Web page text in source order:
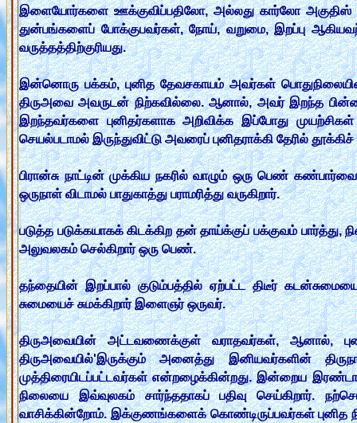
இளையோர்களை ஊக்குவிப்பதிலோ, அல்லது கார்லோ அகுதிஸ்
துன்பங்களைப் போக்குபவர்கள், நோய், வறுமை, இறப்பு
வருத்தத்திற்குரியது.
இன்னொரு பக்கம், புனித தேவசகாயம் அவர்கள்
திருஅவை அவருடன் நிற்கவில்லை. ஆனால், அவர் இறந்த பின்னர்
இறந்தவர்களை புனிதர்களாக அறிவிக்க இப்போது முயற்சிகள்
செயல்படாமல் இருந்துவிட்டு அவரைப் புனிதராக்கி தேரில்
பிரான்சு நாட்டின் முக்கிய நகரில் வாழும் ஒரு பெண்
ஒருநாள் விடாமல் பாதுகாத்து பராமரித்து வருகிறார்.
படுத்த படுக்கயாகக் கிடக்கிற தன் தாய்க்குப் பக்குவம்
அலுவலகம் செல்கிறார் ஒரு பெண்.
தந்தையின் இறப்பால் குடும்பத்தில் ஏற்பட்ட திடீர்
சுமையைச் சுமக்கிறார் இளைஞர் ஒருவர்.
திருஅவையின் அட்டவணைக்குள் வராதவர்கள், ஆனால்,
திருஅவையில்'இருக்கும் அனைத்து இனியவர்களின்
முத்திரையிடப்பட்டவர்கள் என்றழைக்கின்றது. இன்றைய
நிலையை இவ்வுலகம் சார்ந்ததாகப் பதிவு செய்கிறார்.
வாசிக்கின்றோம். இக்குணங்களைக் கொண்டிருப்பவர்கள் புனித